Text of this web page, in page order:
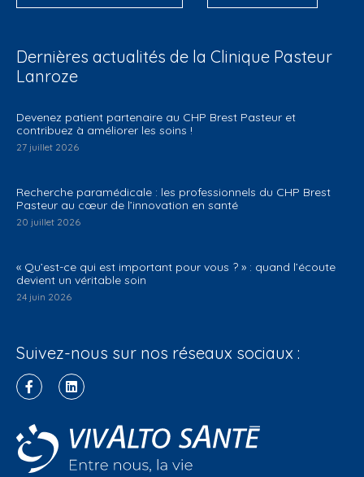
Dernières actualités de la Clinique Pasteur
Lanroze
Devenez patient partenaire au CHP Brest Pasteur et
contribuez à améliorer les soins !
27 juillet 2026
Recherche paramédicale : les professionnels du CHP Brest
Pasteur au cœur de l’innovation en santé
20 juillet 2026
« Qu’est-ce qui est important pour vous ? » : quand l’écoute
devient un véritable soin
24 juin 2026
Suivez-nous sur nos réseaux sociaux :